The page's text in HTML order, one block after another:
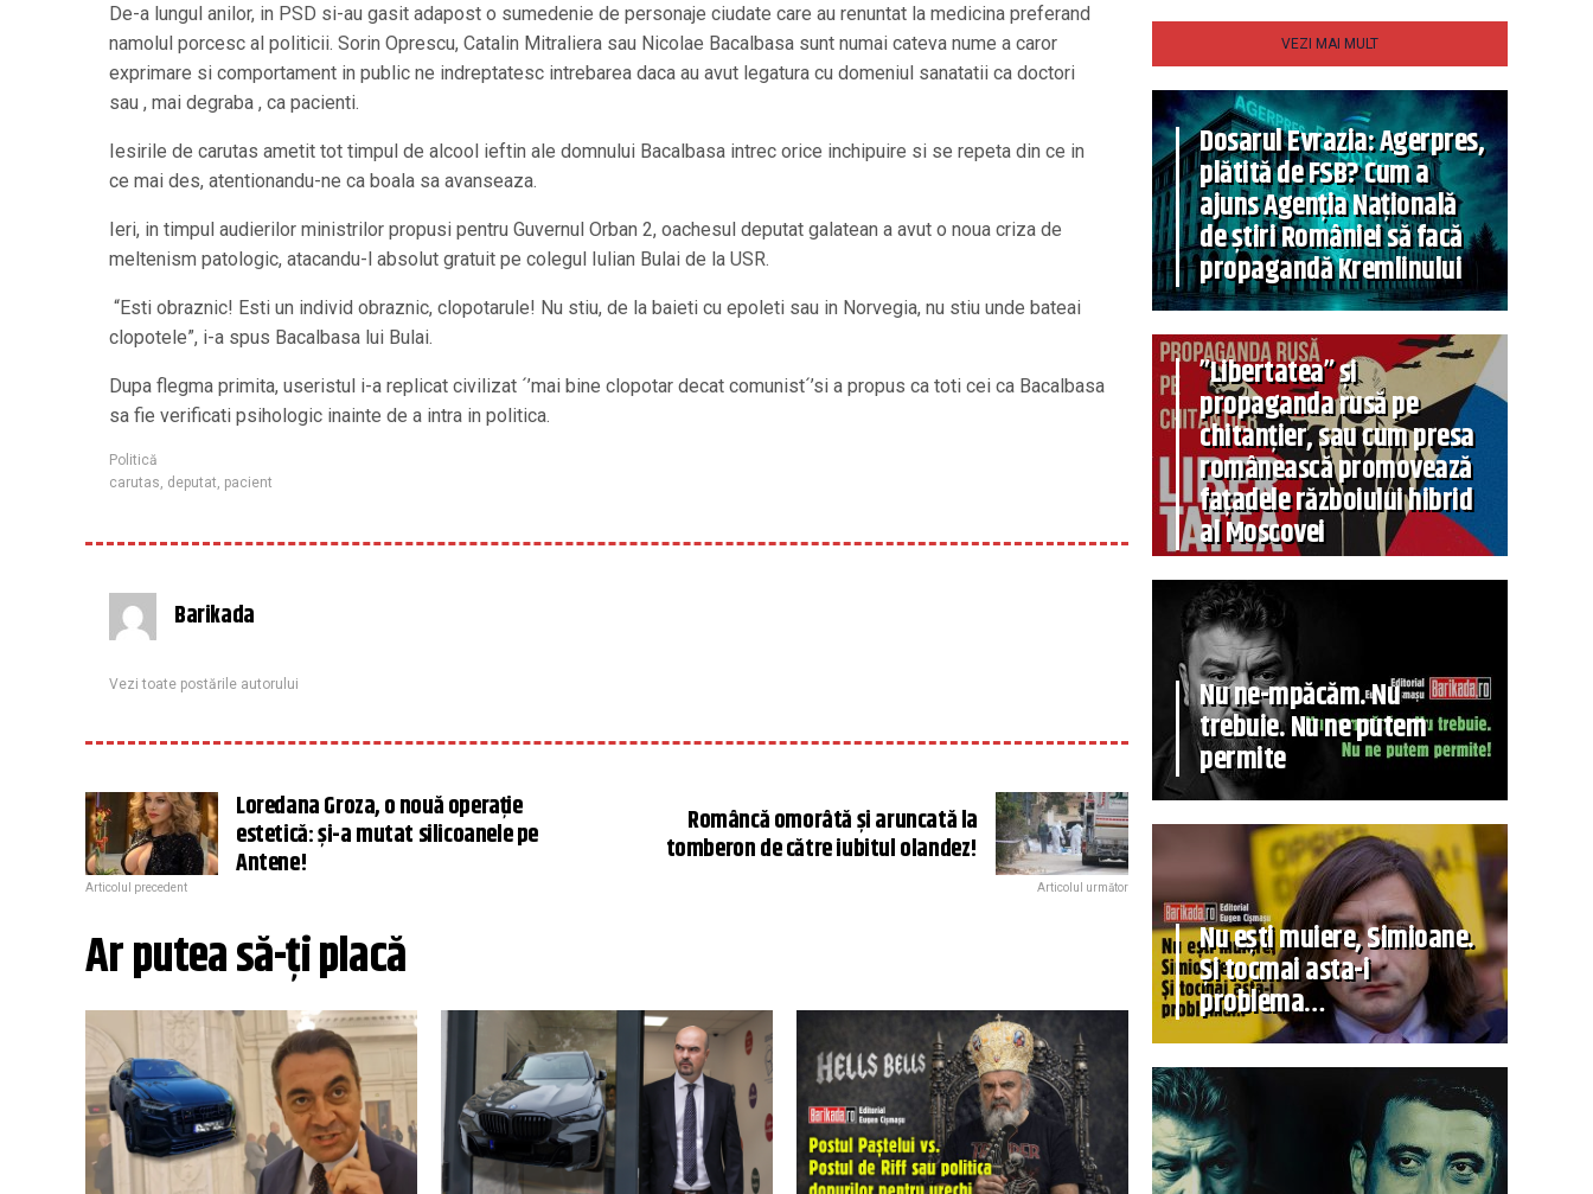
De-a lungul anilor, in PSD si-au gasit adapost o sumedenie de personaje ciudate care au renuntat la medicina preferand
namolul porcesc al politicii. Sorin Oprescu, Catalin Mitraliera sau Nicolae Bacalbasa sunt numai cateva nume a caror
exprimare si comportament in public ne indreptatesc intrebarea daca au avut legatura cu domeniul sanatatii ca doctori
sau , mai degraba , ca pacienti.
Iesirile de carutas ametit tot timpul de alcool ieftin ale domnului Bacalbasa intrec orice inchipuire si se repeta din ce in
ce mai des, atentionandu-ne ca boala sa avanseaza.
Ieri, in timpul audierilor ministrilor propusi pentru Guvernul Orban 2, oachesul deputat galatean a avut o noua criza de
meltenism patologic, atacandu-l absolut gratuit pe colegul Iulian Bulai de la USR.
“Esti obraznic! Esti un individ obraznic, clopotarule! Nu stiu, de la baieti cu epoleti sau in Norvegia, nu stiu unde bateai
clopotele”, i-a spus Bacalbasa lui Bulai.
Dupa flegma primita, useristul i-a replicat civilizat ´’mai bine clopotar decat comunist´’si a propus ca toti cei ca Bacalbasa
sa fie verificati psihologic inainte de a intra in politica.
Politică
carutas, deputat, pacient
Barikada
Vezi toate postările autorului
Loredana Groza, o nouă operație
estetică: și-a mutat silicoanele pe
Antene!
Articolul precedent
Româncă omorâtă și aruncată la
tomberon de către iubitul olandez!
Articolul următor
Ar putea să-ți placă
VEZI MAI MULT
Dosarul Evrazia: Agerpres,
plătită de FSB? Cum a
ajuns Agenția Națională
de știri României să facă
propagandă Kremlinului
”Libertatea” și
propaganda rusă pe
chitanțier, sau cum presa
românească promovează
fațadele războiului hibrid
al Moscovei
Nu ne-mpăcăm. Nu
trebuie. Nu ne putem
permite
Nu ești muiere, Simioane.
Și tocmai asta-i
problema…